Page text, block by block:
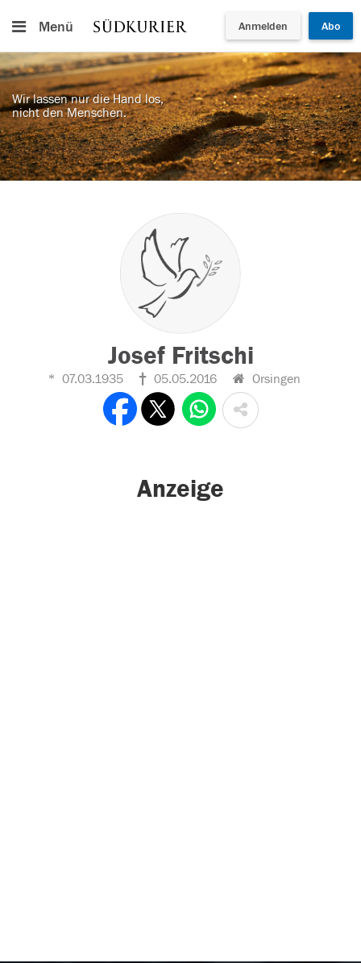
Menü Anmelden Abo
Wir lassen nur die Hand los,
nicht den Menschen.
Josef Fritschi
07.03.1935 05.05.2016 Orsingen
Anzeige